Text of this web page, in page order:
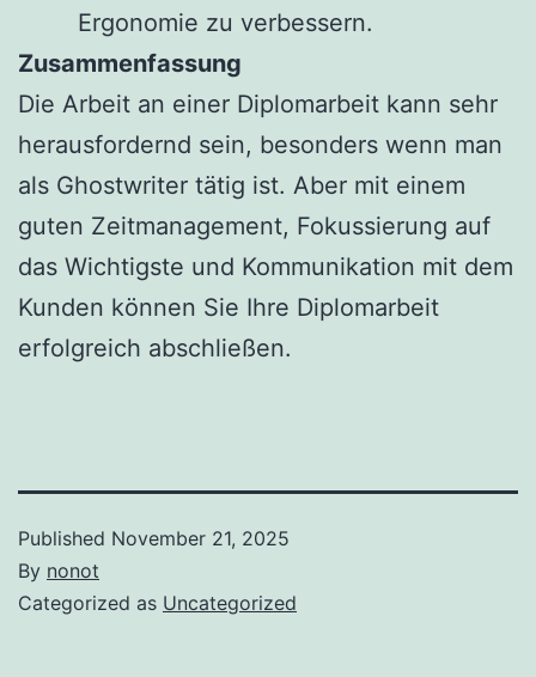
Ergonomie zu verbessern.
Zusammenfassung
Die Arbeit an einer Diplomarbeit kann sehr
herausfordernd sein, besonders wenn man
als Ghostwriter tätig ist. Aber mit einem
guten Zeitmanagement, Fokussierung auf
das Wichtigste und Kommunikation mit dem
Kunden können Sie Ihre Diplomarbeit
erfolgreich abschließen.
Published November 21, 2025
By nonot
Categorized as Uncategorized